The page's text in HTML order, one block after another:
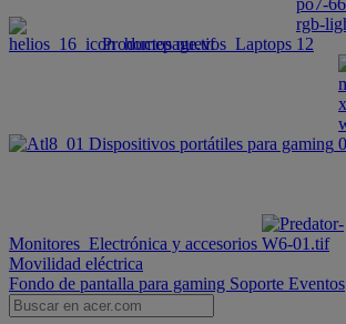
Productos nuevos Laptops
Dispositivos portátiles para gaming
Monitores Electrónica y accesorios
Movilidad eléctrica
Fondo de pantalla para gaming Soporte Eventos